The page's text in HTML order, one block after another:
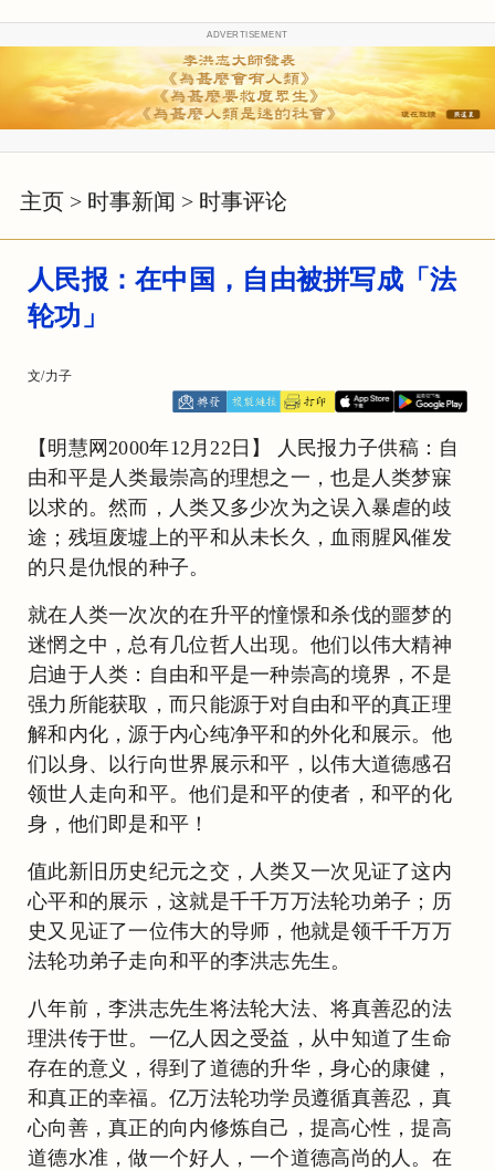
ADVERTISEMENT
主页 > 时事新闻 > 时事评论
人民报：在中国，自由被拼写成「法
轮功」
文/力子
【明慧网2000年12月22日】 人民报力子供稿：自
由和平是人类最崇高的理想之一，也是人类梦寐
以求的。然而，人类又多少次为之误入暴虐的歧
途；残垣废墟上的平和从未长久，血雨腥风催发
的只是仇恨的种子。
就在人类一次次的在升平的憧憬和杀伐的噩梦的
迷惘之中，总有几位哲人出现。他们以伟大精神
启迪于人类：自由和平是一种崇高的境界，不是
强力所能获取，而只能源于对自由和平的真正理
解和内化，源于内心纯净平和的外化和展示。他
们以身、以行向世界展示和平，以伟大道德感召
领世人走向和平。他们是和平的使者，和平的化
身，他们即是和平！
值此新旧历史纪元之交，人类又一次见证了这内
心平和的展示，这就是千千万万法轮功弟子；历
史又见证了一位伟大的导师，他就是领千千万万
法轮功弟子走向和平的李洪志先生。
八年前，李洪志先生将法轮大法、将真善忍的法
理洪传于世。一亿人因之受益，从中知道了生命
存在的意义，得到了道德的升华，身心的康健，
和真正的幸福。亿万法轮功学员遵循真善忍，真
心向善，真正的向内修炼自己，提高心性，提高
道德水准，做一个好人，一个道德高尚的人。在